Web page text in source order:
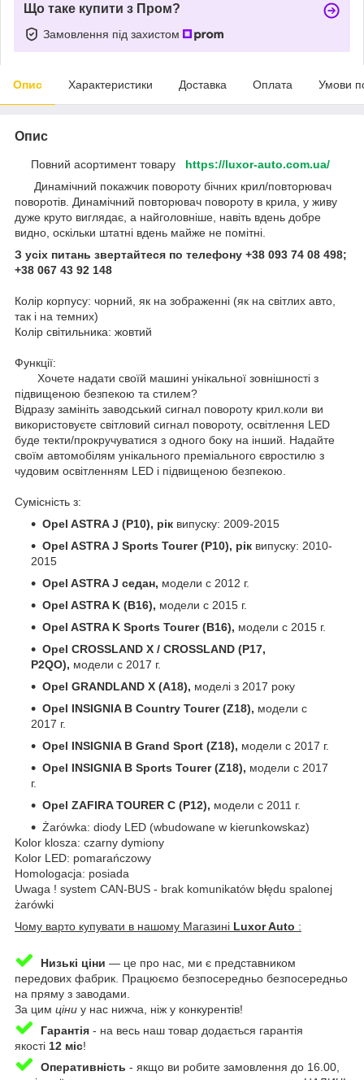
Що таке купити з Пром?
Замовлення під захистом
Опис Характеристики Доставка Оплата Умови
Опис
Повний асортимент товару https://luxor-auto.com.ua/
Динамічний покажчик повороту бічних крил/повторювач
поворотів. Динамічний повторювач повороту в крила, у живу
дуже круто виглядає, а найголовніше, навіть вдень добре
видно, оскільки штатні вдень майже не помітні.
З усіх питань звертайтеся по телефону +38 093 74 08 498;
+38 067 43 92 148
Колір корпусу: чорний, як на зображенні (як на світлих авто,
так і на темних)
Колір світильника: жовтий
Функції:
Хочете надати своїй машині унікальної зовнішності з
підвищеною безпекою та стилем?
Відразу замініть заводський сигнал повороту крил.коли ви
використовуєте світловий сигнал повороту, освітлення LED
буде текти/прокручуватися з одного боку на інший. Надайте
своїм автомобілям унікального преміального євростилю з
чудовим освітленням LED і підвищеною безпекою.
Сумісність з:
Opel ASTRA J (P10), рік випуску: 2009-2015
Opel ASTRA J Sports Tourer (P10), рік випуску: 2010-
2015
Opel ASTRA J седан, модели с 2012 г.
Opel ASTRA K (B16), модели с 2015 г.
Opel ASTRA K Sports Tourer (B16), модели с 2015 г.
Opel CROSSLAND X / CROSSLAND (P17,
P2QO), модели с 2017 г.
Opel GRANDLAND X (A18), моделі з 2017 року
Opel INSIGNIA B Country Tourer (Z18), модели с
2017 г.
Opel INSIGNIA B Grand Sport (Z18), модели с 2017 г.
Opel INSIGNIA B Sports Tourer (Z18), модели с 2017
г.
Opel ZAFIRA TOURER C (P12), модели с 2011 г.
Żarówka: diody LED (wbudowane w kierunkowskaz)
Kolor klosza: czarny dymiony
Kolor LED: pomarańczowy
Homologacja: posiada
Uwaga ! system CAN-BUS - brak komunikatów błędu spalonej
żarówki
Чому варто купувати в нашому Магазині Luxor Auto :
Низькі ціни — це про нас, ми є представником
передових фабрик. Працюємо безпосередньо безпосередньо
на пряму з заводами.
За цим ціни у нас нижча, ніж у конкурентів!
Гарантія - на весь наш товар додається гарантія
якості 12 міс!
Оперативність - якщо ви робите замовлення до 16.00,